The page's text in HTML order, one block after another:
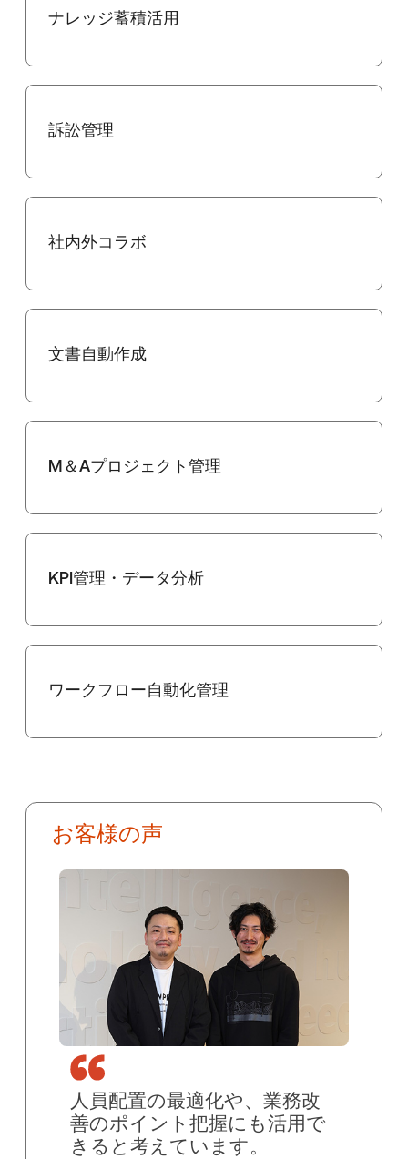
ナレッジ蓄積活用
訴訟管理
社内外コラボ
文書自動作成
M＆Aプロジェクト管理
KPI管理・データ分析
ワークフロー自動化管理
お客様の声
人員配置の最適化や、業務改
善のポイント把握にも活用で
きると考えています。